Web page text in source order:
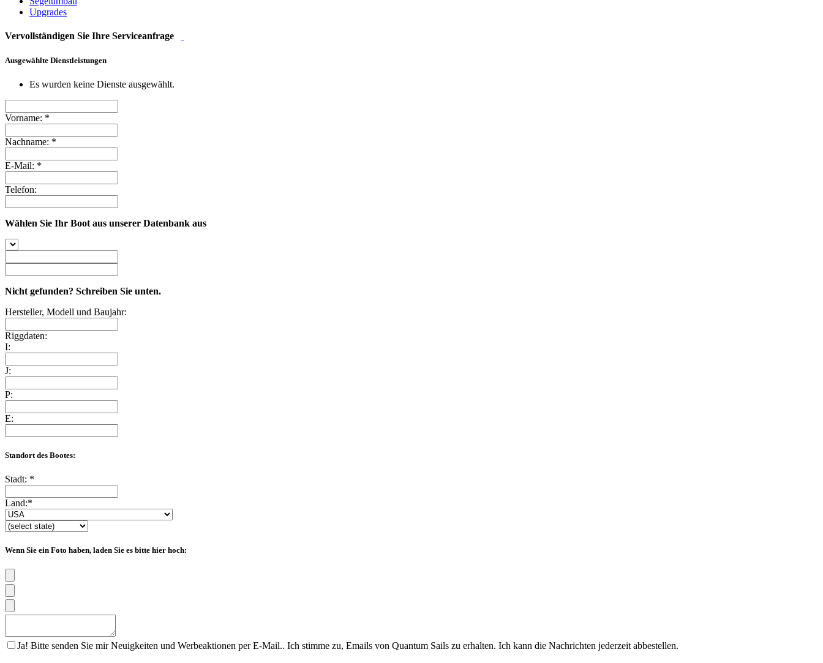
Upgrades
Vervollständigen Sie Ihre Serviceanfrage
Ausgewählte Dienstleistungen
Es wurden keine Dienste ausgewählt.
Vorname: *
Nachname: *
E-Mail: *
Telefon:
Wählen Sie Ihr Boot aus unserer Datenbank aus
Nicht gefunden? Schreiben Sie unten.
Hersteller, Modell und Baujahr:
Riggdaten:
I:
J:
P:
E:
Standort des Bootes:
Stadt: *
Land:*
Wenn Sie ein Foto haben, laden Sie es bitte hier hoch:
Ja! Bitte senden Sie mir Neuigkeiten und Werbeaktionen per E-Mail.. Ich stimme zu, Emails von Quantum Sails zu erhalten. Ich kann die Nachrichten jederzeit abbestellen.